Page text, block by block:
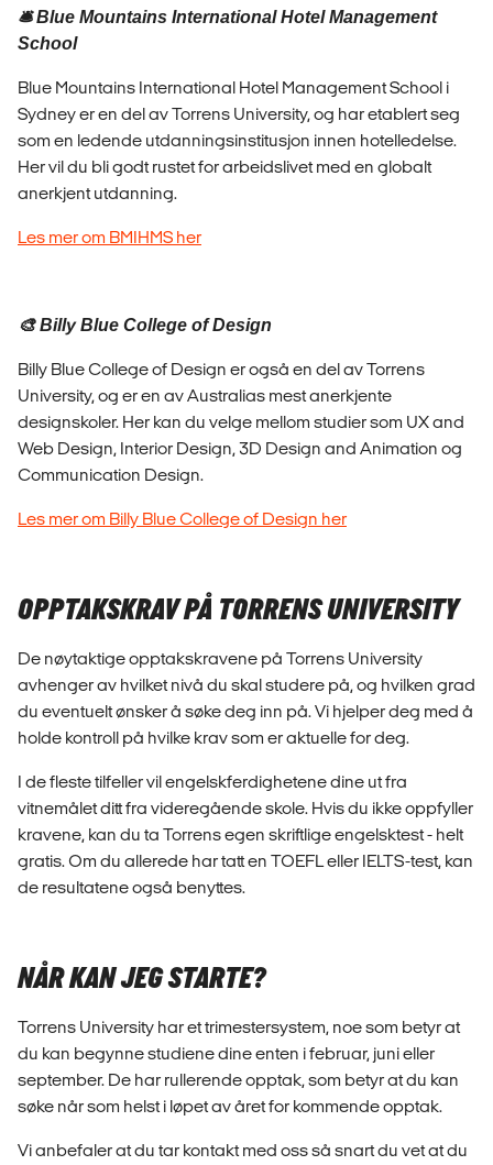
🛎️ Blue Mountains International Hotel Management
School
Blue Mountains International Hotel Management School i
Sydney er en del av Torrens University, og har etablert seg
som en ledende utdanningsinstitusjon innen hotelledelse.
Her vil du bli godt rustet for arbeidslivet med en globalt
anerkjent utdanning.
Les mer om BMIHMS her
🎨 Billy Blue College of Design
Billy Blue College of Design er også en del av Torrens
University, og er en av Australias mest anerkjente
designskoler. Her kan du velge mellom studier som UX and
Web Design, Interior Design, 3D Design and Animation og
Communication Design.
Les mer om Billy Blue College of Design her
OPPTAKSKRAV PÅ TORRENS UNIVERSITY
De nøytaktige opptakskravene på Torrens University
avhenger av hvilket nivå du skal studere på, og hvilken grad
du eventuelt ønsker å søke deg inn på. Vi hjelper deg med å
holde kontroll på hvilke krav som er aktuelle for deg.
I de fleste tilfeller vil engelskferdighetene dine ut fra
vitnemålet ditt fra videregående skole. Hvis du ikke oppfyller
kravene, kan du ta Torrens egen skriftlige engelsktest - helt
gratis. Om du allerede har tatt en TOEFL eller IELTS-test, kan
de resultatene også benyttes.
NÅR KAN JEG STARTE?
Torrens University har et trimestersystem, noe som betyr at
du kan begynne studiene dine enten i februar, juni eller
september. De har rullerende opptak, som betyr at du kan
søke når som helst i løpet av året for kommende opptak.
Vi anbefaler at du tar kontakt med oss så snart du vet at du